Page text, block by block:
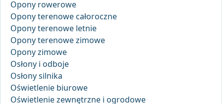
Opony rowerowe
Opony terenowe całoroczne
Opony terenowe letnie
Opony terenowe zimowe
Opony zimowe
Osłony i odboje
Osłony silnika
Oświetlenie biurowe
Oświetlenie zewnętrzne i ogrodowe